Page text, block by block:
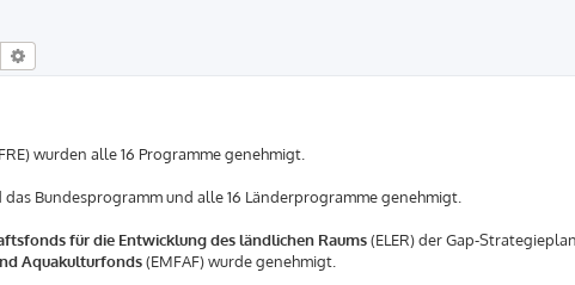
Suche
wurden alle 16 Programme genehmigt.
das Bundesprogramm und alle 16 Länderprogramme genehmigt.
für die Entwicklung des ländlichen Raums(ELER) der Gap-
Aquakulturfonds(EMFAF) wurde genehmigt.